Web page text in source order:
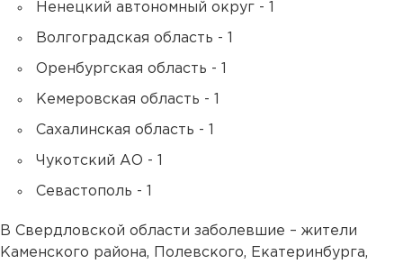
Ненецкий автономный округ - 1
Волгоградская область - 1
Оренбургская область - 1
Кемеровская область - 1
Сахалинская область - 1
Чукотский АО - 1
Севастополь - 1
В Свердловской области заболевшие – жители
Каменского района, Полевского, Екатеринбурга,